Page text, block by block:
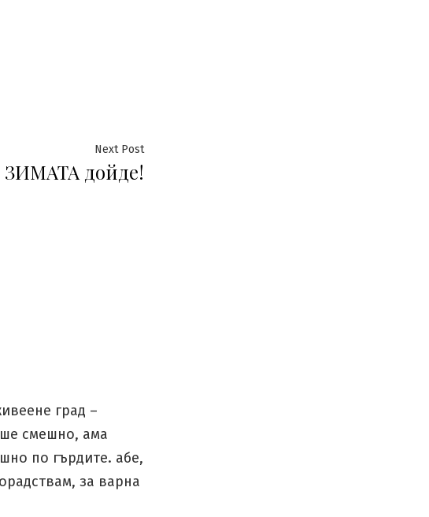
Next PostNext
ЗИМАТА дойде!
град –
смешно, ама
по гърдите. абе,
за варна